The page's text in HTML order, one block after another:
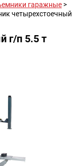
гаражные >
четырехстоечный
г/п 5.5 т